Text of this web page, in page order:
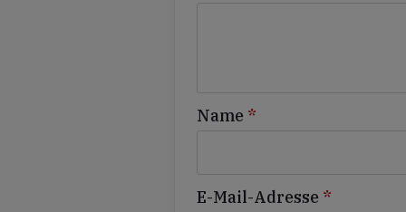
Name *
E-Mail-Adresse *